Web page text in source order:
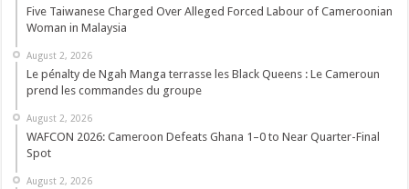
Five Taiwanese Charged Over Alleged Forced Labour of Cameroonian
Woman in Malaysia
August 2, 2026
Le pénalty de Ngah Manga terrasse les Black Queens : Le Cameroun
prend les commandes du groupe
August 2, 2026
WAFCON 2026: Cameroon Defeats Ghana 1–0 to Near Quarter-Final
Spot
August 2, 2026